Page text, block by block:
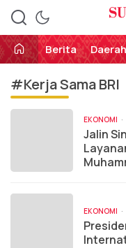
Berita
Daerah
#Kerja Sama BRI
EKONOMI
Jalin
EKONOMI